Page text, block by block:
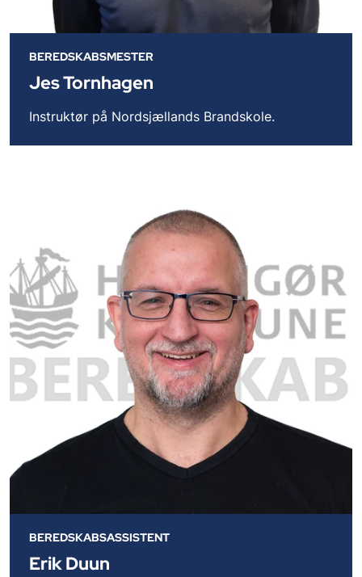
BEREDSKABSMESTER
Jes Tornhagen
Instruktør på Nordsjællands Brandskole.
BEREDSKABSASSISTENT
Erik Duun